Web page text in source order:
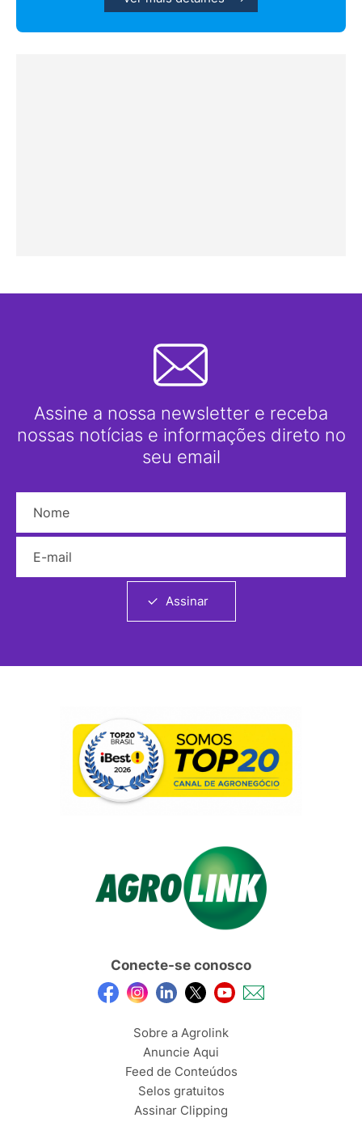
Assine a nossa newsletter e receba
nossas notícias e informações direto no
seu email
Assinar
Conecte-se conosco
Sobre a Agrolink
Anuncie Aqui
Feed de Conteúdos
Selos gratuitos
Assinar Clipping